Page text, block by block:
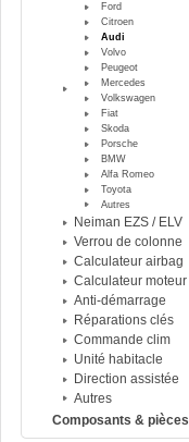
Ford
Citroen
Audi
Volvo
Peugeot
Mercedes
Volkswagen
Fiat
Skoda
Porsche
BMW
Alfa Romeo
Toyota
Autres
Neiman EZS / ELV
Verrou de colonne
Calculateur airbag
Calculateur moteur
Anti-démarrage
Réparations clés
Commande clim
Unité habitacle
Direction assistée
Autres
Composants & pièces